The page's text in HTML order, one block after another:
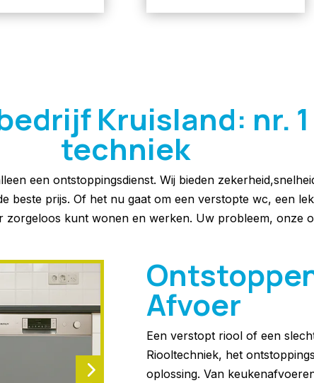
Kruisland: nr.
techniek
een ontstoppingsdienst. Wij bieden
beste prijs. Of het nu gaat om een verstopte wc, een
kunt wonen en werken. Uw probleem, onze
Afvoer
Een verstopt riool of een
Riooltechniek, het
oplossing. Van